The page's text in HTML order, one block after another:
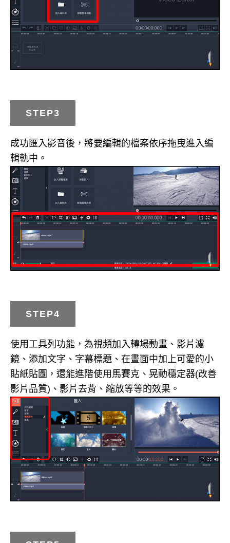
STEP3
成功匯入影音後，將要編輯的檔案依序拖曳進入編
輯軌中。
STEP4
使用工具列功能，為視頻加入轉場動畫、影片濾
鏡、添加文字、字幕標題、在畫面中加上可愛的小
貼紙貼圖，還能進階使用馬賽克、晃動穩定器(改善
影片品質)、影片去背、縮放等等的效果。